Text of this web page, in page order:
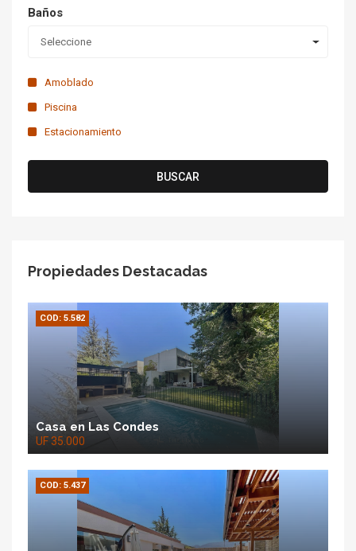
Baños
Seleccione
Amoblado
Piscina
Estacionamiento
BUSCAR
Propiedades Destacadas
COD: 5.582
Casa en Las Condes
UF 35.000
COD: 5.437